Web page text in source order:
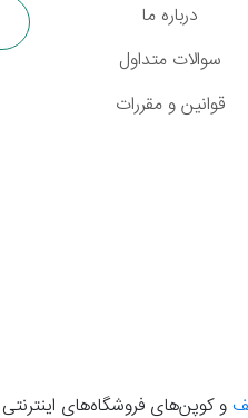
درباره ما
سوالات متداول
قوانین و مقررات
و کوپن‌های فروشگاه‌های